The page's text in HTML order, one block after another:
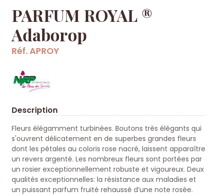
PARFUM ROYAL ®
Adaborop
Réf. APROY
Description
Fleurs élégamment turbinées. Boutons très élégants qui
s'ouvrent délicatement en de superbes grandes fleurs
dont les pétales au coloris rose nacré, laissent apparaître
un revers argenté. Les nombreux fleurs sont portées par
un rosier exceptionnellement robuste et vigoureux. Deux
qualités exceptionnelles: la résistance aux maladies et
un puissant parfum fruité rehaussé d’une note rosée.